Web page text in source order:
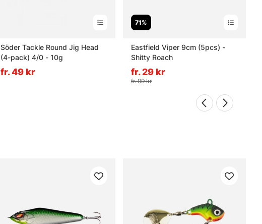
Söder Tackle Round Jig Head
(4-pack) 4/0 - 10g
fr. 49 kr
71%
Eastfield Viper 9cm (5pcs) -
Shitty Roach
fr. 29 kr
fr. 99 kr